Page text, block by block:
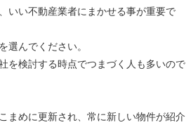
いい不動産業者にまかせる事が重要で
選んでください。
を検討する時点でつまづく人も多いので
まめに更新され、常に新しい物件が紹介